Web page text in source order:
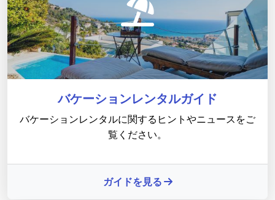
バケーションレンタルガイド
バケーションレンタルに関するヒントやニュースをご
覧ください。
ガイドを見る